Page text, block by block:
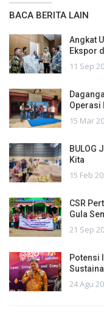
BACA BERITA LAIN
Angkat
Ekspor
11 Sep
Operasi
15 Mar
BULOG
Kita
15 Feb
CSR
Gula
21 Sep
Potensi
24 Agu